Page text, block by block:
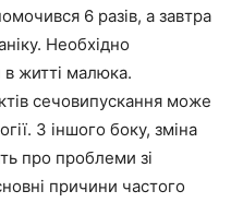
6 разів, а завтра
Необхідно
в житті малюка.
сечовипускання може
З іншого боку, зміна
про проблеми зі
причини частого